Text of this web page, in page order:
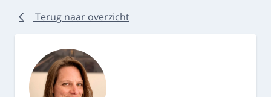
Terug naar overzicht